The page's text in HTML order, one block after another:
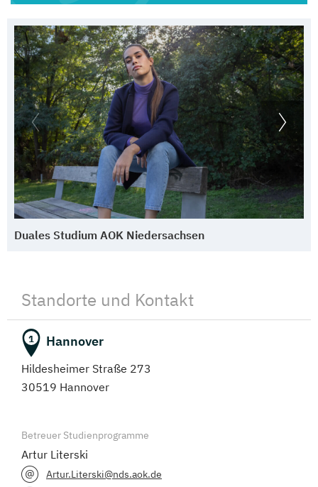
Bedeutung. Dabei unterstützen wir Auszubildende,
Berufsstarter/-innen, aber auch Berufserfahrene mit
demselben Maß an Respekt, Toleranz und Empathie.
Duales Studium AOK Niedersachsen
Standorte und Kontakt
1 Hannover
Hildesheimer Straße 273
30519 Hannover
Betreuer Studienprogramme
Artur Literski
Artur.Literski@nds.aok.de